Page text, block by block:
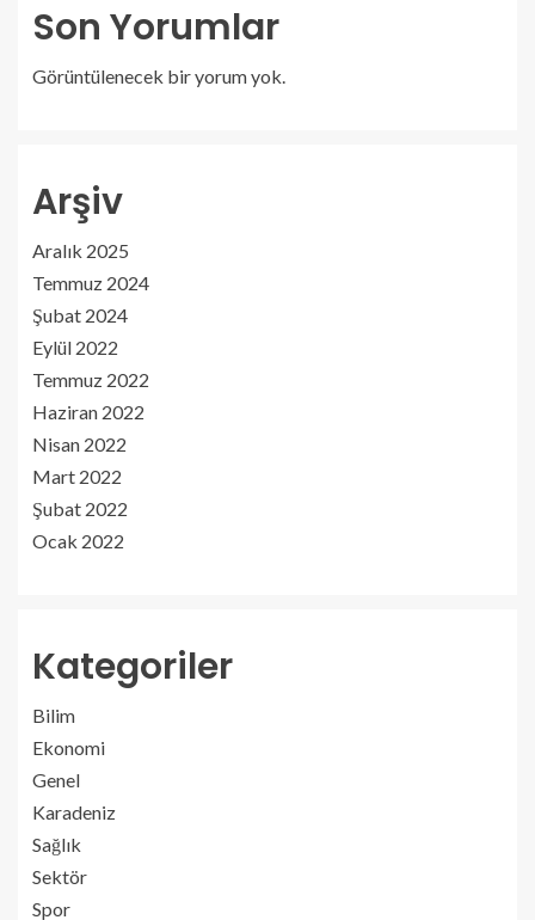
Son Yorumlar
Görüntülenecek bir yorum yok.
Arşiv
Aralık 2025
Temmuz 2024
Şubat 2024
Eylül 2022
Temmuz 2022
Haziran 2022
Nisan 2022
Mart 2022
Şubat 2022
Ocak 2022
Kategoriler
Bilim
Ekonomi
Genel
Karadeniz
Sağlık
Sektör
Spor